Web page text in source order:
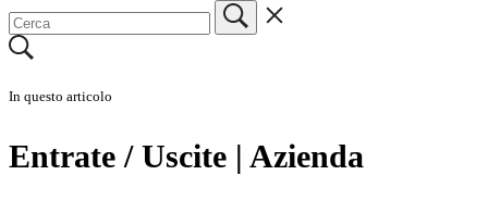
In questo articolo
Entrate / Uscite | Azienda